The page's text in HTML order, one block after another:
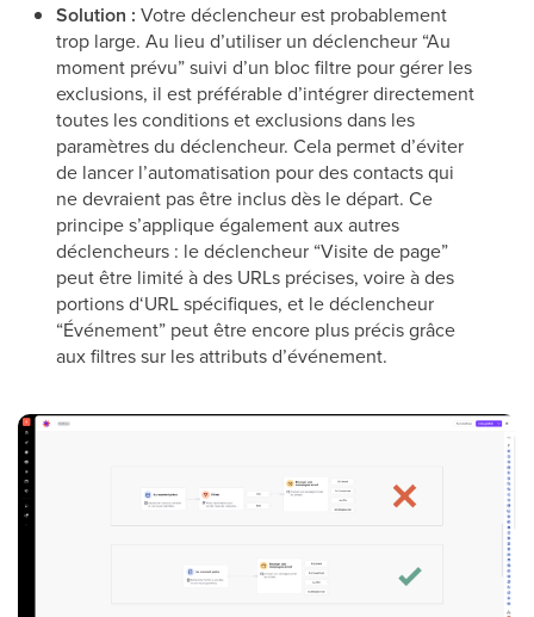
Solution : Votre déclencheur est probablement
trop large. Au lieu d’utiliser un déclencheur “Au
moment prévu” suivi d’un bloc filtre pour gérer les
exclusions, il est préférable d’intégrer directement
toutes les conditions et exclusions dans les
paramètres du déclencheur. Cela permet d’éviter
de lancer l’automatisation pour des contacts qui
ne devraient pas être inclus dès le départ. Ce
principe s’applique également aux autres
déclencheurs : le déclencheur “Visite de page”
peut être limité à des URLs précises, voire à des
portions d‘URL spécifiques, et le déclencheur
“Événement” peut être encore plus précis grâce
aux filtres sur les attributs d’événement.